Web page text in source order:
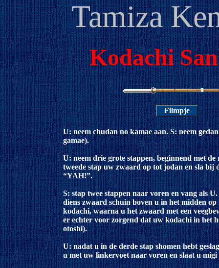
Tamiza
Kodachi
U: neem chudan no kamae aan. S: neem
gamae).
U: neem drie grote stappen, beginnend met
tweede stap uw zwaard op tot jodan en sla bij
“YAH!”.
S: stap twee stappen naar voren en vang als
diens zwaard schuin boven u in het midden
kodachi, waarna u het zwaard met een
er echter voor zorgend dat uw kodachi in het
otoshi).
U: nadat u in de derde stap shomen hebt
u met uw linkervoet naar voren en slaat u migi